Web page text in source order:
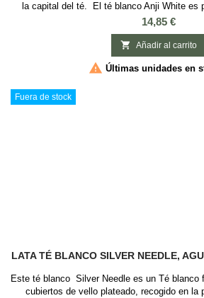
la capital del té. El té blanco Anji White es
método clásico de producción del té verde y
entre abril y mayo. Al ser producido como un
White está a medio camino entre el té
descrito...
Precio
14,85 €
 Añadir al carrito
 Últimas unidades en
Fuera de stock
LATA TÉ BLANCO SILVER NEEDLE,
Este té blanco Silver Needle es un Té blanco
cubiertos de vello plateado, recogido en la